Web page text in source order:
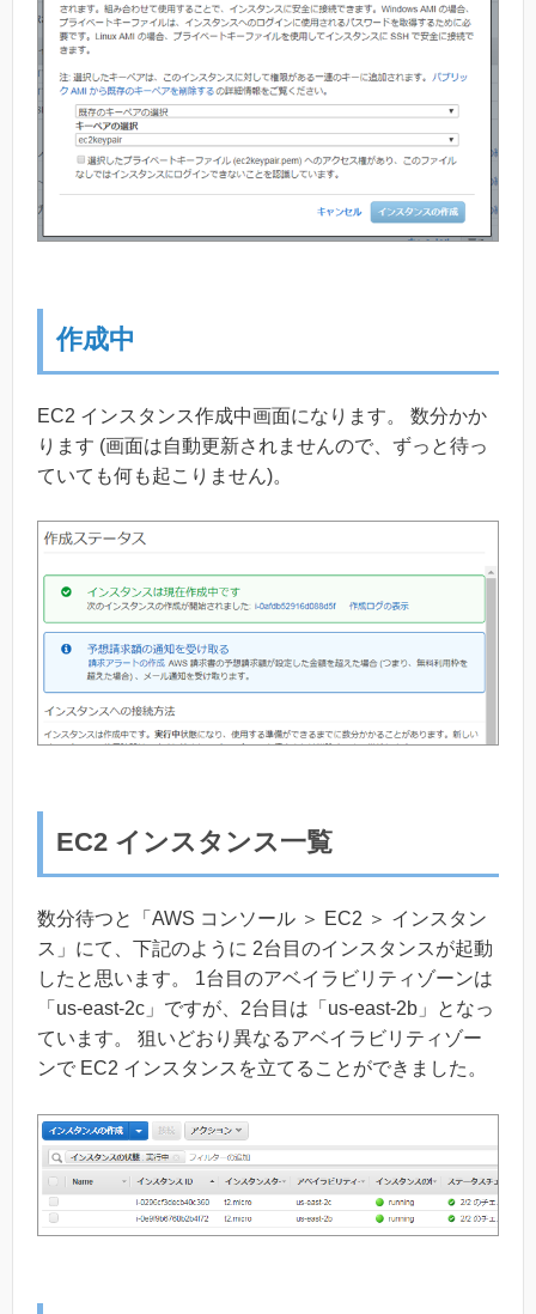
作成中
EC2 インスタンス作成中画面になります。 数分かか
ります (画面は自動更新されませんので、ずっと待っ
ていても何も起こりません)。
EC2 インスタンス一覧
数分待つと「AWS コンソール ＞ EC2 ＞ インスタン
ス」にて、下記のように 2台目のインスタンスが起動
したと思います。 1台目のアベイラビリティゾーンは
「us-east-2c」ですが、2台目は「us-east-2b」となっ
ています。 狙いどおり異なるアベイラビリティゾー
ンで EC2 インスタンスを立てることができました。